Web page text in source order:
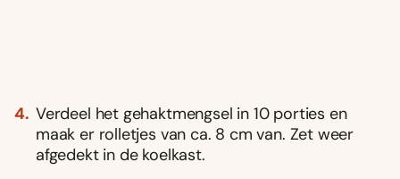
Verdeel het gehaktmengsel in 10 porties en
maak er rolletjes van ca. 8 cm van. Zet weer
afgedekt in de koelkast.